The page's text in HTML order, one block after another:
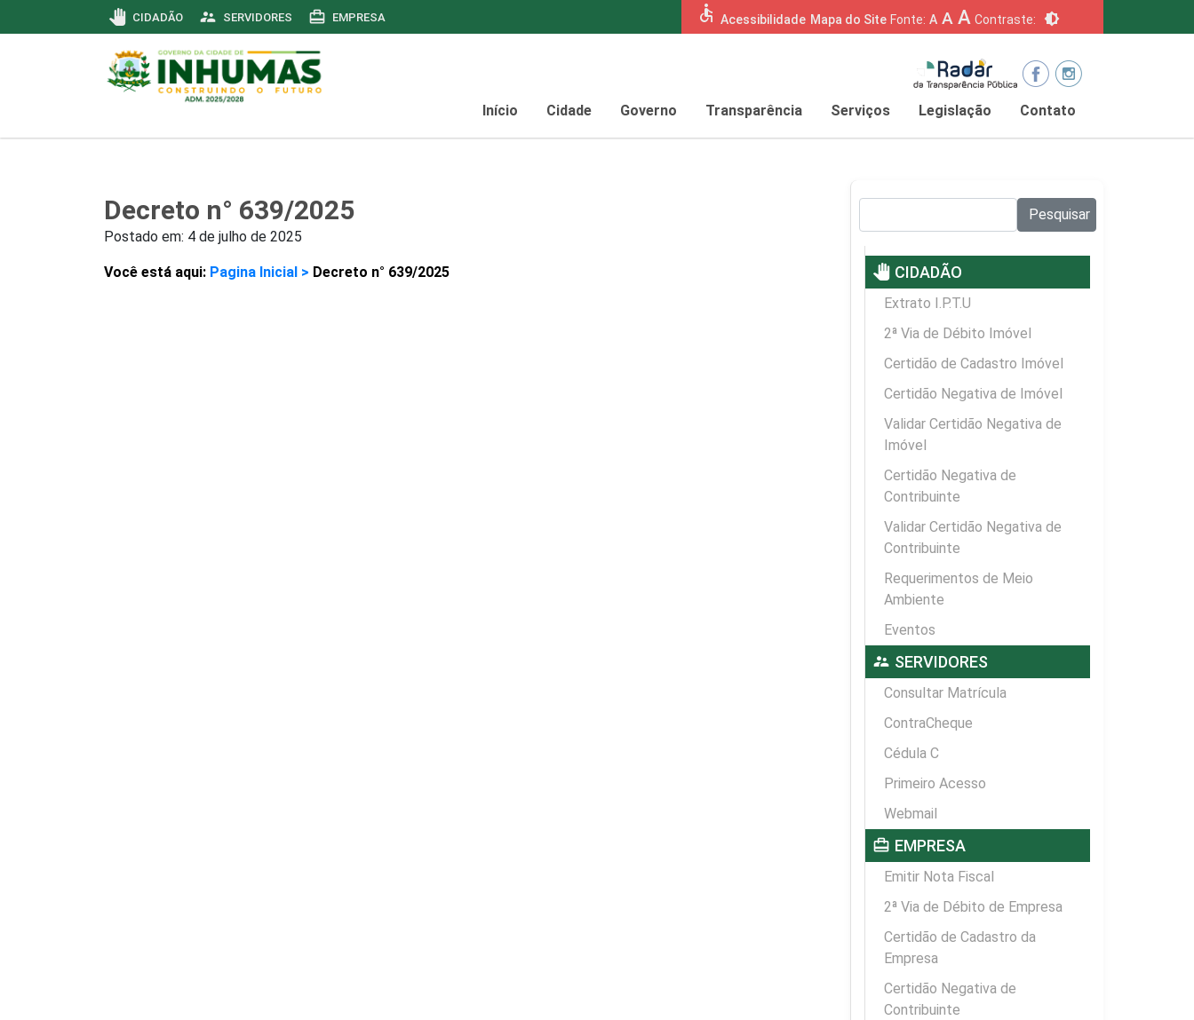
pan_tool CIDADÃO supervisor_account SERVIDORES card_travel EMPRESA accessible Acessibilidade Mapa do Site Fonte: A A A Contraste: brightness_6
Início Cidade Governo Transparência Serviços Legislação Contato
Decreto n° 639/2025
Postado em: 4 de julho de 2025
Você está aqui: Pagina Inicial > Decreto n° 639/2025
Pesquisar
pan_tool CIDADÃO
Extrato I.P.T.U
2ª Via de Débito Imóvel
Certidão de Cadastro Imóvel
Certidão Negativa de Imóvel
Validar Certidão Negativa de
Imóvel
Certidão Negativa de
Contribuinte
Validar Certidão Negativa de
Contribuinte
Requerimentos de Meio
Ambiente
Eventos
supervisor_account SERVIDORES
Consultar Matrícula
ContraCheque
Cédula C
Primeiro Acesso
Webmail
card_travel EMPRESA
Emitir Nota Fiscal
2ª Via de Débito de Empresa
Certidão de Cadastro da
Empresa
Certidão Negativa de
Contribuinte